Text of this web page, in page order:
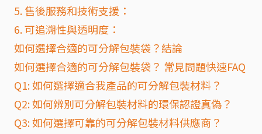
5. 售後服務和技術支援：
6. 可追溯性與透明度：
如何選擇合適的可分解包裝袋？結論
如何選擇合適的可分解包裝袋？ 常見問題快速FAQ
Q1: 如何選擇適合我產品的可分解包裝材料？
Q2: 如何辨別可分解包裝材料的環保認證真偽？
Q3: 如何選擇可靠的可分解包裝材料供應商？